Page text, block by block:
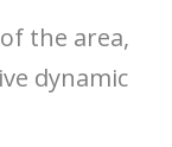
the area,
dynamic